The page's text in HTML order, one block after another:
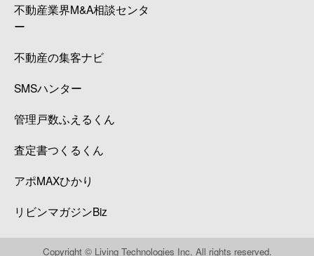
不動産業界M&A相談センタ
ー
不動産の集客ナビ
SMSハンター
管理戸数ふえるくん
査定書つくるくん
アポMAXひかり
リビンマガジンBiz
Copyright © Living Technologies Inc. All rights reserved.